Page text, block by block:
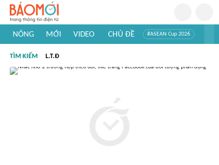
NÓNG MỚI VIDEO CHỦ ĐỀ #ASEAN Cup 2026
#Khám phá thế giới
TÌM KIẾM L.T.Đ